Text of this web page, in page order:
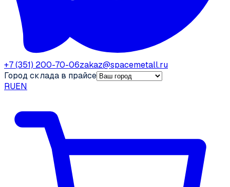
+7 (351) 200-70-06zakaz@spacemetall.ru
Город склада в прайсе
RUEN